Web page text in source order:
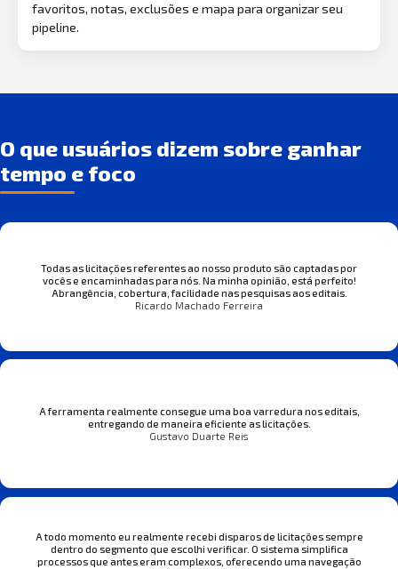
favoritos, notas, exclusões e mapa para organizar seu
pipeline.
O que usuários dizem sobre ganhar
tempo e foco
Todas as licitações referentes ao nosso produto são captadas por
vocês e encaminhadas para nós. Na minha opinião, está perfeito!
Abrangência, cobertura, facilidade nas pesquisas aos editais.
Ricardo Machado Ferreira
A ferramenta realmente consegue uma boa varredura nos editais,
entregando de maneira eficiente as licitações.
Gustavo Duarte Reis
A todo momento eu realmente recebi disparos de licitações sempre
dentro do segmento que escolhi verificar. O sistema simplifica
processos que antes eram complexos, oferecendo uma navegação